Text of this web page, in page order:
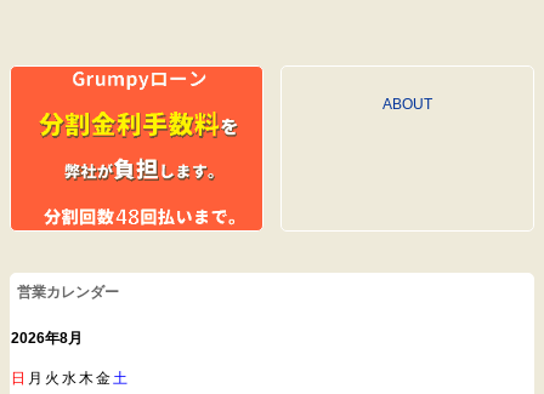
ABOUT
営業カレンダー
2026年8月
日 月 火 水木金土